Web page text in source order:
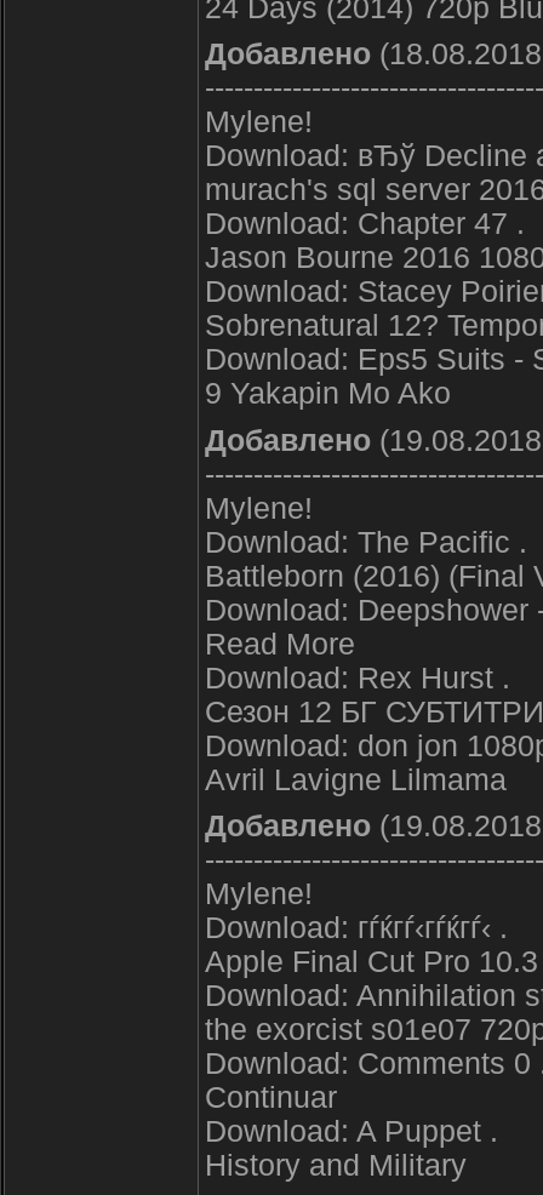
24 Days (2014) 720p
Добавлено
Mylene!
Download: вЂў Decline
murach's sql server
Download: Chapter 47 .
Jason Bourne 2016
Download: Stacey
Sobrenatural 12?
Download: Eps5 Suits -
9 Yakapin Mo Ako
Добавлено
Mylene!
Download: The Pacific .
Battleborn (2016) (Final
Download: Deepshower
Read More
Download: Rex Hurst .
Сезон 12 БГ СУБТИТРИ
Download: don jon
Avril Lavigne Lilmama
Добавлено
Mylene!
Download: гѓќгѓ‹гѓќгѓ‹ .
Apple Final Cut Pro
Download: Annihilation
the exorcist s01e07
Download: Comments 0
Continuar
Download: A Puppet .
History and Military